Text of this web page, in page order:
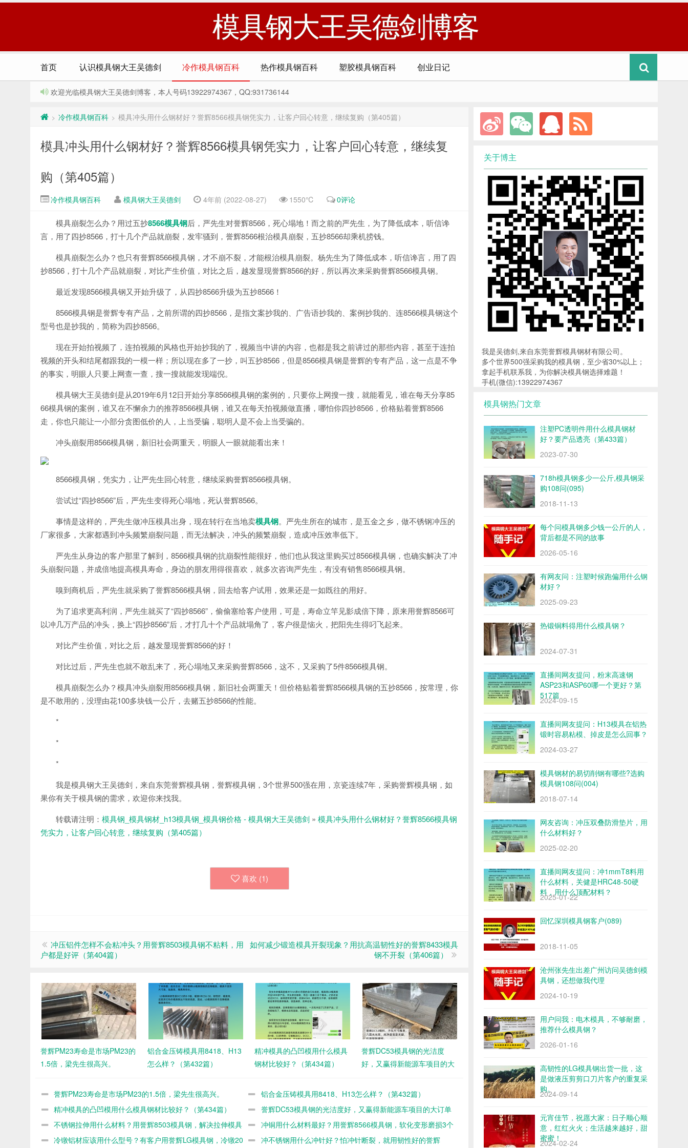
模具钢大王吴德剑博客
首页 认识模具钢大王吴德剑 冷作模具钢百科 热作模具钢百科 塑胶模具钢百科 创业日记
欢迎光临模具钢大王吴德剑博客，本人号码13922974367，QQ:931736144
> 冷作模具钢百科 > 模具冲头用什么钢材好？誉辉8566模具钢凭实力，让客户回心转意，继续复购（第405篇）
模具冲头用什么钢材好？誉辉8566模具钢凭实力，让客户回心转意，继续复
购（第405篇）
冷作模具钢百科 模具钢大王吴德剑 4年前 (2022-08-27) 1550℃ 0评论
模具崩裂怎么办？用过五抄8566模具钢后，严先生对誉辉8566，死心塌地！而之前的严先生，为了降低成本，听信谗
言，用了四抄8566，打十几个产品就崩裂，发牢骚到，誉辉8566根治模具崩裂，五抄8566却乘机捞钱。
模具崩裂怎么办？也只有誉辉8566模具钢，才不崩不裂，才能根治模具崩裂。杨先生为了降低成本，听信谗言，用了四
抄8566，打十几个产品就崩裂，对比产生价值，对比之后，越发显现誉辉8566的好，所以再次来采购誉辉8566模具钢。
最近发现8566模具钢又开始升级了，从四抄8566升级为五抄8566！
8566模具钢是誉辉专有产品，之前所谓的四抄8566，是指文案抄我的、广告语抄我的、案例抄我的、连8566模具钢这个
型号也是抄我的，简称为四抄8566。
现在开始拍视频了，连拍视频的风格也开始抄我的了，视频当中讲的内容，也都是我之前讲过的那些内容，甚至于连拍
视频的开头和结尾都跟我的一模一样；所以现在多了一抄，叫五抄8566，但是8566模具钢是誉辉的专有产品，这一点是不争
的事实，明眼人只要上网查一查，搜一搜就能发现端倪。
模具钢大王吴德剑是从2019年6月12日开始分享8566模具钢的案例的，只要你上网搜一搜，就能看见，谁在每天分享85
66模具钢的案例，谁又在不懈余力的推荐8566模具钢，谁又在每天拍视频做直播，哪怕你四抄8566，价格贴着誉辉8566
走，你也只能让一小部分贪图低价的人，上当受骗，聪明人是不会上当受骗的。
冲头崩裂用8566模具钢，新旧社会两重天，明眼人一眼就能看出来！
8566模具钢，凭实力，让严先生回心转意，继续采购誉辉8566模具钢。
尝试过“四抄8566”后，严先生变得死心塌地，死认誉辉8566。
事情是这样的，严先生做冲压模具出身，现在转行在当地卖模具钢。严先生所在的城市，是五金之乡，做不锈钢冲压的
厂家很多，大家都遇到冲头频繁崩裂问题，而无法解决，冲头的频繁崩裂，造成冲压效率低下。
严先生从身边的客户那里了解到，8566模具钢的抗崩裂性能很好，他们也从我这里购买过8566模具钢，也确实解决了冲
头崩裂问题，并成倍地提高模具寿命，身边的朋友用得很喜欢，就多次咨询严先生，有没有销售8566模具钢。
嗅到商机后，严先生就采购了誉辉8566模具钢，回去给客户试用，效果还是一如既往的用好。
为了追求更高利润，严先生就买了“四抄8566”，偷偷塞给客户使用，可是，寿命立竿见影成倍下降，原来用誉辉8566可
以冲几万产品的冲头，换上“四抄8566”后，才打几十个产品就塌角了，客户很是恼火，把阳先生得叼飞起来。
对比产生价值，对比之后，越发显现誉辉8566的好！
对比过后，严先生也就不敢乱来了，死心塌地又来采购誉辉8566，这不，又采购了5件8566模具钢。
模具崩裂怎么办？模具冲头崩裂用8566模具钢，新旧社会两重天！但价格贴着誉辉8566模具钢的五抄8566，按常理，你
是不敢用的，没理由花100多块钱一公斤，去赌五抄8566的性能。
*
*
*
我是模具钢大王吴德剑，来自东莞誉辉模具钢，誉辉模具钢，3个世界500强在用，京瓷连续7年，采购誉辉模具钢，如
果你有关于模具钢的需求，欢迎你来找我。
转载请注明： 模具钢_模具钢材_h13模具钢_模具钢价格 - 模具钢大王吴德剑 » 模具冲头用什么钢材好？誉辉8566模具钢
凭实力，让客户回心转意，继续复购（第405篇）
喜欢 (1)
冲压铝件怎样不会粘冲头？用誉辉8503模具钢不粘料，用
户都是好评（第404篇）
如何减少锻造模具开裂现象？用抗高温韧性好的誉辉8433模具
钢不开裂（第406篇）
誉辉PM23寿命是市场PM23的
1.5倍，梁先生很高兴。
铝合金压铸模具用8418、H13
怎么样？（第432篇）
精冲模具的凸凹模用什么模具
钢材比较好？（第434篇）
誉辉DC53模具钢的光洁度
好，又赢得新能源车项目的大
誉辉PM23寿命是市场PM23的1.5倍，梁先生很高兴。
铝合金压铸模具用8418、H13怎么样？（第432篇）
精冲模具的凸凹模用什么模具钢材比较好？（第434篇）
誉辉DC53模具钢的光洁度好，又赢得新能源车项目的大订单
（第421篇）
不锈钢拉伸用什么材料？用誉辉8503模具钢，解决拉伸模具
粘料有一手（第418篇）
冲铜用什么材料最好？用誉辉8566模具钢，软化变形磨损3个
缺陷同时解决（第417篇）
冷镦铝材应该用什么型号？有客户用誉辉LG模具钢，冷镦20 冲不锈钢用什么冲针好？怕冲针断裂，就用韧性好的誉辉
关于博主
我是吴德剑,来自东莞誉辉模具钢材有限公司。
多个世界500强采购我的模具钢，至少省30%以上；
拿起手机联系我，为你解决模具钢选择难题！
手机(微信):13922974367
模具钢热门文章
注塑PC透明件用什么模具钢材
好？要产品透亮（第433篇）
2023-07-30
718h模具钢多少一公斤,模具钢采
购108问(095)
2018-11-13
每个问模具钢多少钱一公斤的人，
背后都是不同的故事
2026-05-16
有网友问：注塑时候跑偏用什么钢
材好？
2025-09-23
热锻铜料得用什么模具钢？
2024-07-31
直播间网友提问，粉末高速钢
ASP23和ASP60哪一个更好？第
517篇
2024-09-15
直播间网友提问：H13模具在铝热
锻时容易粘模、掉皮是怎么回事？
2024-03-27
模具钢材的易切削钢有哪些?选购
模具钢108问(004)
2018-07-14
网友咨询：冲压双叠防滑垫片，用
什么材料好？
2025-02-20
直播间网友提问：冲1mmT8料用
什么材料，关健是HRC48-50硬
料，用什么顶配材料？
2025-01-22
回忆深圳模具钢客户(089)
2018-11-05
沧州张先生出差广州访问吴德剑模
具钢，还想做我代理
2024-10-19
用户问我：电木模具，不够耐磨，
推荐什么模具钢？
2026-01-16
高韧性的LG模具钢出货一批，这
是做液压剪剪口刀片客户的重复采
购。
2024-09-14
元宵佳节，祝愿大家：日子顺心顺
意，红红火火；生活越来越好，甜
蜜蜜！
2024-02-24